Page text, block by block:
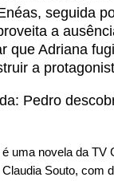
seguida
a
que Adriana
a
Pedro
é uma novela da TV
Souto, com